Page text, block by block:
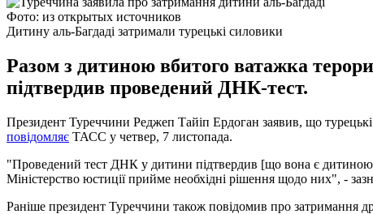
Фото: из открытых источников
Дитину аль-Багдаді затримали турецькі силовики
Разом з дитиною вбитого ватажка
підтвердив проведений ДНК-тест.
Президент Туреччини Реджеп Тайіп Ердоган заявив, що
повідомляє ТАСС у четвер, 7 листопада.
"Проведений тест ДНК у дитини підтвердив [що вона є дитиною
Міністерство юстиції прийме необхідні рішення щодо них", -
Раніше президент Туреччини також повідомив про затримання